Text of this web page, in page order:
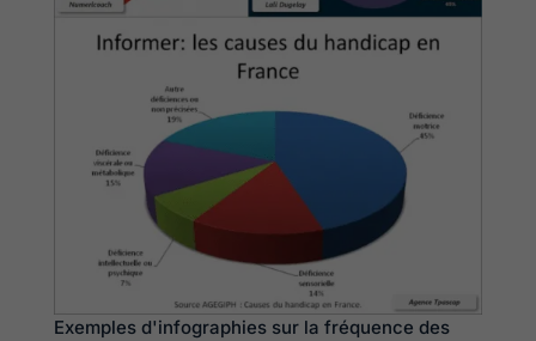
Exemples d'infographies sur la fréquence des